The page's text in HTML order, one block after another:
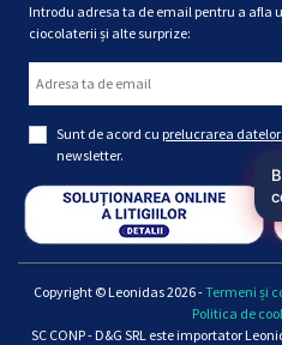
Introdu adresa ta de email pentru a afla
ciocolaterii și alte surprize:
Sunt de acord cu prelucrarea
newsletter.
Copyright © Leonidas 2026 -Termeni și
Politica de
SC CONP - D&G SRL este importator